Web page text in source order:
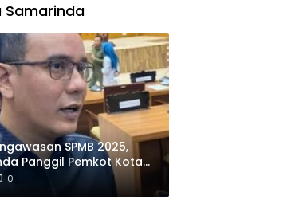
Samarinda
SPMB 2025,
Panggil Pemkot Kota
0